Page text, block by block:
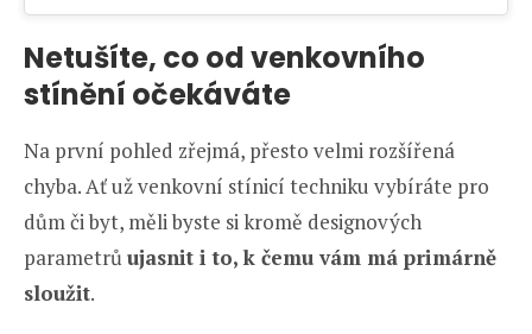
Netušíte, co od venkovního
stínění očekáváte
Na první pohled zřejmá, přesto velmi rozšířená
chyba. Ať už venkovní stínicí techniku vybíráte pro
dům či byt, měli byste si kromě designových
parametrůujasnit i to, k čemu vám má primárně
sloužit.